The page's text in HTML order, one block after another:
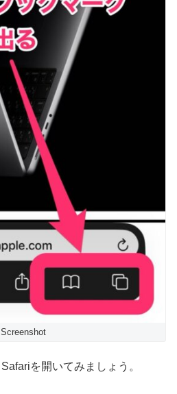
Screenshot
を開いてみましょう。